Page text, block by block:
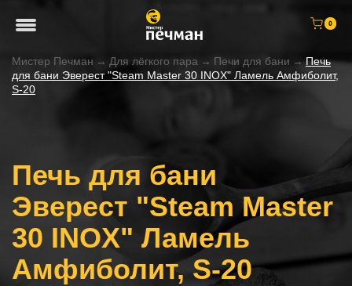
0
Мистер Печман → Для лёгкого пара → Печи для бани → Печь
для бани Эверест "Steam Master 30 INOX" Ламель Амфиболит,
S-20
Печь для бани
Эверест "Steam Master
30 INOX" Ламель
Амфиболит, S-20